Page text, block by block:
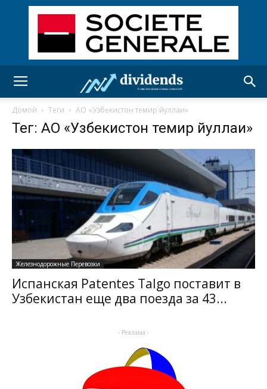
Домой Теги АО «Узбекистон темир йуллаи»
Тег: АО «Узбекистон темир йуллаи»
Железнодорожные Перевозки
Испанская Patentes Talgo поставит в
Узбекистан еще два поезда за 43...
- Реклама -